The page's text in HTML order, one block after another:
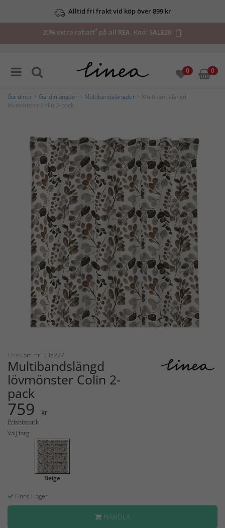
Alltid fri frakt vid köp över 899 kr
20% extra rabatt*på all REA. Kod: SALE20
0 0
Gardiner Gardinlängder Multibandslängder > Multibandslängd
lövmönster Colin 2-pack
Linea art. nr: 538227
Multibandslängd
lövmönster Colin 2-
pack
759 kr
Prishistorik
Välj färg
Beige
Finns i lager
HANDLA